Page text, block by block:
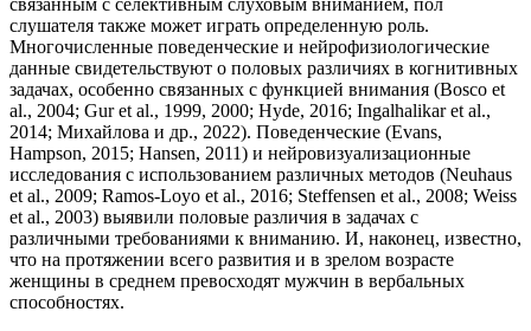
связанным с селективным слуховым вниманием, пол
слушателя также может играть определенную роль.
Многочисленные поведенческие и нейрофизиологические
данные свидетельствуют о половых различиях в когнитивных
задачах, особенно связанных с функцией внимания (Bosco et
al., 2004; Gur et al., 1999, 2000; Hyde, 2016; Ingalhalikar et al.,
2014; Михайлова и др., 2022). Поведенческие (Evans,
Hampson, 2015; Hansen, 2011) и нейровизуализационные
исследования с использованием различных методов (Neuhaus
et al., 2009; Ramos-Loyo et al., 2016; Steffensen et al., 2008; Weiss
et al., 2003) выявили половые различия в задачах с
различными требованиями к вниманию. И, наконец, известно,
что на протяжении всего развития и в зрелом возрасте
женщины в среднем превосходят мужчин в вербальных
способностях.